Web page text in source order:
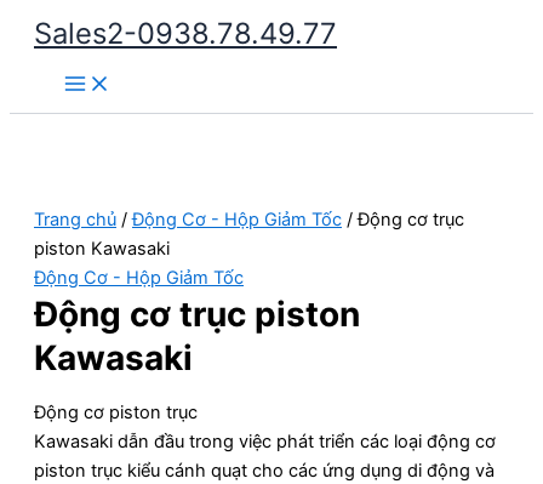
Nhảy
dung
Sales2-0938.78.49.77
Main
Menu
Trang chủ /Động Cơ - Hộp Giảm Tốc / Động cơ trục
piston Kawasaki
Động Cơ - Hộp Giảm Tốc
Động cơ trục piston
Kawasaki
Động cơ piston trục
Kawasaki dẫn đầu trong việc phát triển các loại động cơ
piston trục kiểu cánh quạt cho các ứng dụng di động và